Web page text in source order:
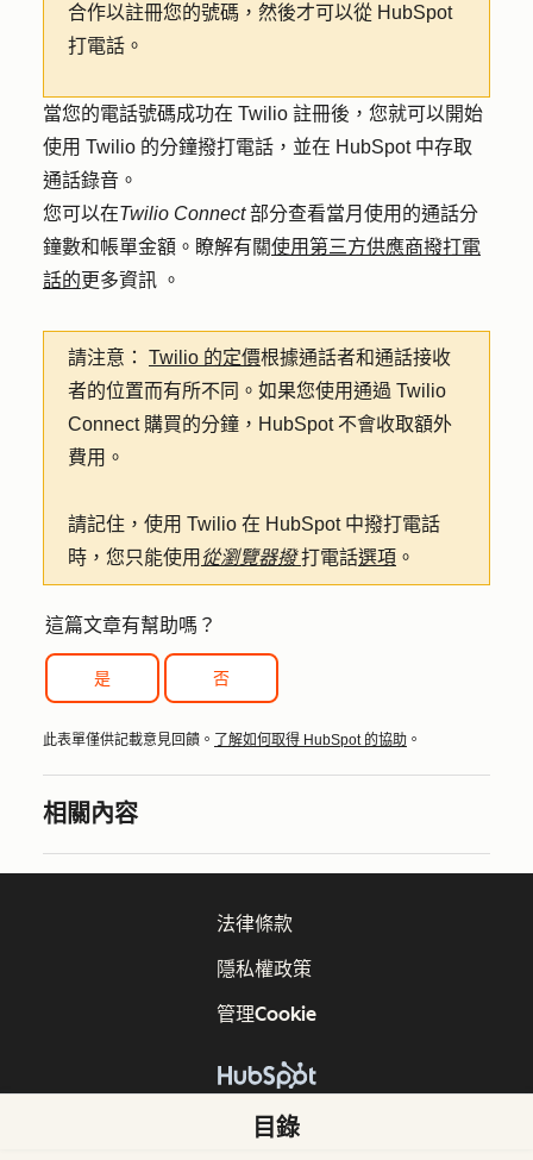
合作以註冊您的號碼，然後才可以從 HubSpot
打電話。
當您的電話號碼成功在 Twilio 註冊後，您就可以開始
使用 Twilio 的分鐘撥打電話，並在 HubSpot 中存取
通話錄音。
您可以在Twilio Connect部分查看當月使用的通話分
鐘數和帳單金額。瞭解有關使用第三方供應商撥打電
話的更多資訊 。
請注意： Twilio 的定價根據通話者和通話接收
者的位置而有所不同。如果您使用通過 Twilio
Connect 購買的分鐘，HubSpot 不會收取額外
費用。
請記住，使用 Twilio 在 HubSpot 中撥打電話
時，您只能使用 從瀏覽器撥打電話選項 。
這篇文章有幫助嗎？
是 否
此表單僅供記載意見回饋。 了解如何取得 HubSpot 的協助 。
相關內容
目錄
版權所有 © 2026 HubSpot, Inc.
法律條款
隱私權政策
管理Cookie